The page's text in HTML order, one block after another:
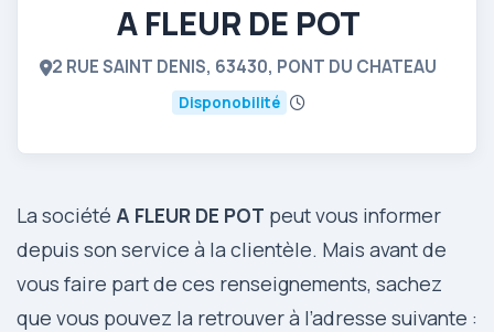
A FLEUR DE POT
2 RUE SAINT DENIS, 63430, PONT DU CHATEAU
Disponobilité
La société A FLEUR DE POT peut vous informer
depuis son service à la clientèle. Mais avant de
vous faire part de ces renseignements, sachez
que vous pouvez la retrouver à l’adresse suivante :